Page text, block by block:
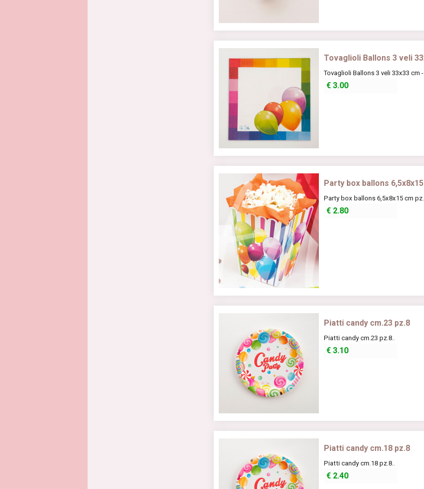
Tovaglioli Ballons 3 veli
Tovaglioli Ballons 3 veli 33x33 cm -
€3.00
Party box ballons
Party box ballons 6,5x8x15 cm
€ 2.80
Piatti candy cm.23 pz.8
Piatti candy cm.23 pz.8..
€3.10
Piatti candy cm.18 pz.8
Piatti candy cm.18 pz.8..
€ 2.40